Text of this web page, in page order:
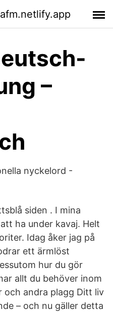
–
nyckelord -
siden . I mina
ha under kavaj. Helt
Idag åker jag på
ett ärmlöst
hur du gör
allt du behöver inom
och andra plagg Ditt liv
– och nu gäller detta